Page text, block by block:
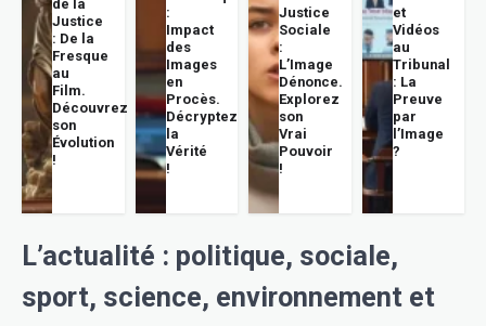
de la
Justice
: De la
Fresque
au
Film.
Découvrez
son
Évolution
!
:
Impact
des
Images
en
Procès.
Décryptez
la
Vérité
!
Justice
Sociale
:
L’Image
Dénonce.
Explorez
son
Vrai
Pouvoir
!
et
Vidéos
au
Tribunal
: La
Preuve
par
l’Image
?
L’actualité : politique, sociale,
sport, science, environnement et